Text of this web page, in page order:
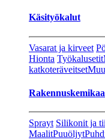
Käsityökalut
Vasarat ja kirveet
Hionta Työkalusetit
katkoteräveitset
Sprayt Silikonit ja
MaalitPuuöljyt